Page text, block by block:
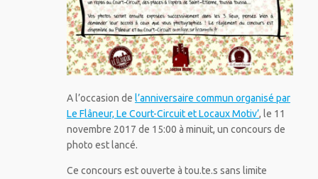
A l’occasion de l’anniversaire commun organisé par
Le Flâneur, Le Court-Circuit et Locaux Motiv’, le 11
novembre 2017 de 15:00 à minuit, un concours de
photo est lancé.
Ce concours est ouverte à tou.te.s sans limite